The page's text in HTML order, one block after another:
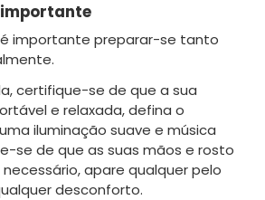
importante preparar-se tanto
certifique-se de que a sua
e relaxada, defina o
iluminação suave e música
se de que as suas mãos e rosto
apare qualquer pelo
desconforto.